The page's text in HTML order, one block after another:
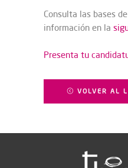
Consulta las bases
información en la
Presenta tu
VOLVER AL